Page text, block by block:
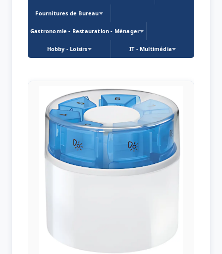
Fournitures de Bureau
Gastronomie - Restauration - Ménager
Hobby - Loisirs IT - Multimédia